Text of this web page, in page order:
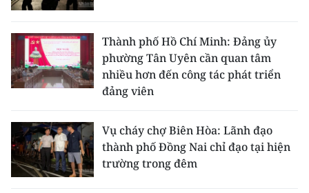
Thành phố Hồ Chí Minh: Đảng ủy
phường Tân Uyên cần quan tâm
nhiều hơn đến công tác phát triển
đảng viên
Vụ cháy chợ Biên Hòa: Lãnh đạo
thành phố Đồng Nai chỉ đạo tại hiện
trường trong đêm